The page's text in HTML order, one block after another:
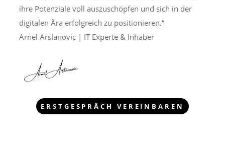
ihre Potenziale voll auszuschöpfen und sich in der
digitalen Ära erfolgreich zu positionieren.“
Arnel Arslanovic | IT Experte & Inhaber
ERSTGESPRÄCH VEREINBAREN